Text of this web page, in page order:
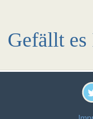
Gefällt es